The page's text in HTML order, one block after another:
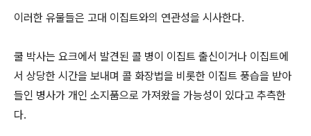
이러한 유물들은 고대 이집트와의 연관성을 시사한다.
쿨 박사는 요크에서 발견된 콜 병이 이집트 출신이거나 이집트에
서 상당한 시간을 보내며 콜 화장법을 비롯한 이집트 풍습을 받아
들인 병사가 개인 소지품으로 가져왔을 가능성이 있다고 추측한
다.